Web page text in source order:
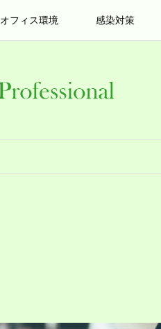
オフィス環境 感染対策